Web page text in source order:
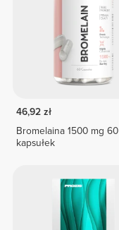
46,92 zł
Bromelaina 1500 mg 60
kapsułek